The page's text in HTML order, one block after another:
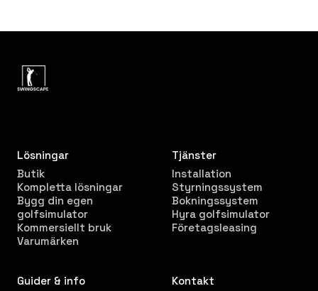
Lösningar
Butik
Kompletta lösningar
Bygg din egen
golfsimulator
Kommersiellt bruk
Varumärken
Tjänster
Installation
Styrningssystem
Bokningssystem
Hyra golfsimulator
Företagsleasing
Guider & info
Kontakt